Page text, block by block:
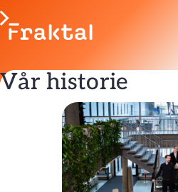
Vår historie